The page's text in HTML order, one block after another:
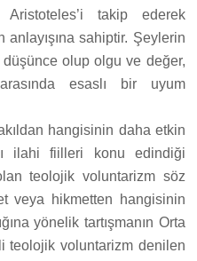
takip ederek
sahiptir. Şeylerin
olup olgu ve değer,
esaslı bir uyum
hangisinin daha etkin
ilahi fiilleri konu edindiği
teolojik voluntarizm söz
veya hikmetten hangisinin
yönelik tartışmanın Orta
teolojik voluntarizm denilen